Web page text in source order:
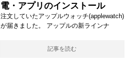
電・アプリのインストール
注文していたアップルウォッチ(applewatch)
が届きました。 アップルの新ラインナ
記事を読む